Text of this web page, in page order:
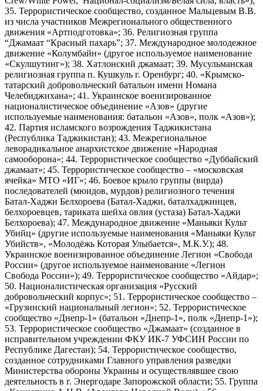
35. Террористическое сообщество, созданное Мальцевым В.В.
из числа участников Межрегионального общественного
движения «Артподготовка»; 36. Религиозная группа
“Джамаат “Красный пахарь”; 37. Международное молодежное
движение «Колумбайн» (другое используемое наименование
«Скулшутинг»); 38. Хатлонский джамаат; 39. Мусульманская
религиозная группа п. Кушкуль г. Оренбург; 40. «Крымско-
татарский добровольческий батальон имени Номана
Челебиджихана»; 41. Украинское военизированное
националистическое объединение «Азов» (другие
используемые наименования: батальон «Азов», полк «Азов»);
42. Партия исламского возрождения Таджикистана
(Республика Таджикистан); 43. Межрегиональное
леворадикальное анархистское движение «Народная
самооборона»; 44. Террористическое сообщество «Дуббайский
джамаат»; 45. Террористическое сообщество – «московская
ячейка» МТО «ИГ»; 46. Боевое крыло группы (вирда)
последователей (мюидов, мурдов) религиозного течения
Батал-Хаджи Белхороева (Батал-Хаджи, баталхаджинцев,
белхороевцев, тариката шейха овлия (устаза) Батал-Хаджи
Белхороева); 47. Международное движение «Маньяки Культ
Убийц» (другие используемые наименования «Маньяки Культ
Убийств», «Молодёжь Которая Улыбается», М.К.У.); 48.
Украинское военизированное объединение Легион «Свобода
России» (другое используемое наименование «Легион
Свобода России»); 49. Террористическое сообщество «Айдар»;
50. Националистическая организация «Русский
добровольческий корпус»; 51. Террористическое сообщество –
«Грузинский национальный легион»; 52. Террористическое
сообщество «Днепр-1» (батальон «Днепр-1», полк «Днепр-1»);
53. Террористическое сообщество «Джамаат» (созданное в
исправительном учреждении ФКУ ИК-7 УФСИН России по
Республике Дагестан); 54. Террористическое сообщество,
созданное сотрудниками Главного управления разведки
Министерства обороны Украины и осуществлявшее свою
деятельность в г. Энергодаре Запорожской области; 55. Группа